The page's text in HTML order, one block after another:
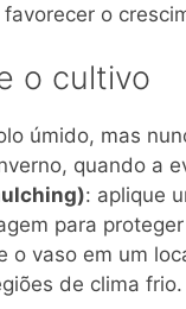
o
o cultivo
úmido, mas
quando a
: aplique
para
o vaso em um
de clima frio.